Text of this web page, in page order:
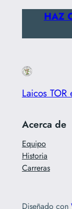
HAZ
Laicos
Acerca de
Equipo
Historia
Carreras
Diseñado con